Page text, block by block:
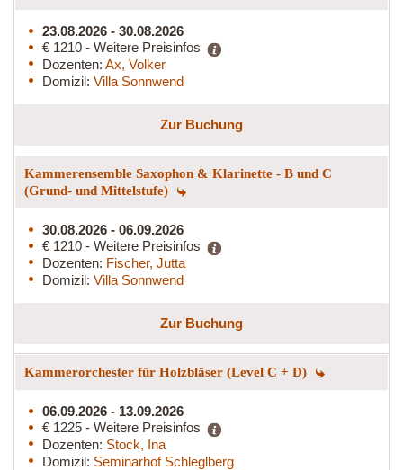
23.08.2026 - 30.08.2026
€ 1210 - Weitere Preisinfos
Dozenten: Ax, Volker
Domizil: Villa Sonnwend
Zur Buchung
Kammerensemble Saxophon & Klarinette - B und C
(Grund- und Mittelstufe)
30.08.2026 - 06.09.2026
€ 1210 - Weitere Preisinfos
Dozenten: Fischer, Jutta
Domizil: Villa Sonnwend
Zur Buchung
Kammerorchester für Holzbläser (Level C + D)
06.09.2026 - 13.09.2026
€ 1225 - Weitere Preisinfos
Dozenten: Stock, Ina
Domizil: Seminarhof Schleglberg